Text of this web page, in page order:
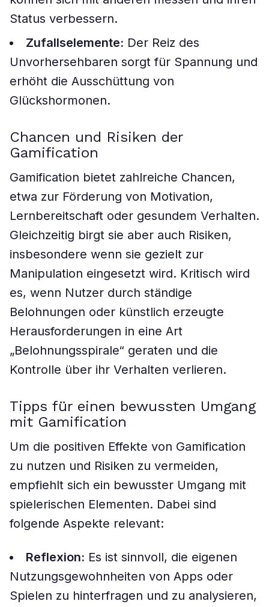
Status verbessern.
Zufallselemente: Der Reiz des
Unvorhersehbaren sorgt für Spannung und
erhöht die Ausschüttung von
Glückshormonen.
Chancen und Risiken der
Gamification
Gamification bietet zahlreiche Chancen,
etwa zur Förderung von Motivation,
Lernbereitschaft oder gesundem Verhalten.
Gleichzeitig birgt sie aber auch Risiken,
insbesondere wenn sie gezielt zur
Manipulation eingesetzt wird. Kritisch wird
es, wenn Nutzer durch ständige
Belohnungen oder künstlich erzeugte
Herausforderungen in eine Art
„Belohnungsspirale“ geraten und die
Kontrolle über ihr Verhalten verlieren.
Tipps für einen bewussten Umgang
mit Gamification
Um die positiven Effekte von Gamification
zu nutzen und Risiken zu vermeiden,
empfiehlt sich ein bewusster Umgang mit
spielerischen Elementen. Dabei sind
folgende Aspekte relevant:
Reflexion: Es ist sinnvoll, die eigenen
Nutzungsgewohnheiten von Apps oder
Spielen zu hinterfragen und zu analysieren,